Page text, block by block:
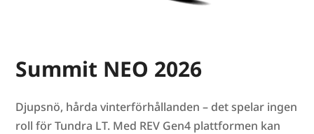
Summit NEO 2026
Djupsnö, hårda vinterförhållanden – det spelar ingen
roll för Tundra LT. Med REV Gen4 plattformen kan